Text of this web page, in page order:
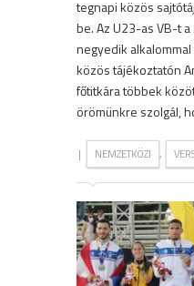
tegnapi közös
be. Az U23-as VB-t
negyedik
közös tájékoztatón
főtitkára többek
örömünkre szolgál,
| NEMZETKÖZI ,